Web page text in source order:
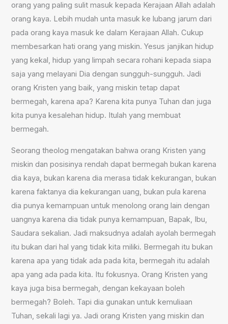
orang yang paling sulit masuk kepada Kerajaan Allah adalah
orang kaya. Lebih mudah unta masuk ke lubang jarum dari
pada orang kaya masuk ke dalam Kerajaan Allah. Cukup
membesarkan hati orang yang miskin. Yesus janjikan hidup
yang kekal, hidup yang limpah secara rohani kepada siapa
saja yang melayani Dia dengan sungguh-sungguh. Jadi
orang Kristen yang baik, yang miskin tetap dapat
bermegah, karena apa? Karena kita punya Tuhan dan juga
kita punya kesalehan hidup. Itulah yang membuat
bermegah.
Seorang theolog mengatakan bahwa orang Kristen yang
miskin dan posisinya rendah dapat bermegah bukan karena
dia kaya, bukan karena dia merasa tidak kekurangan, bukan
karena faktanya dia kekurangan uang, bukan pula karena
dia punya kemampuan untuk menolong orang lain dengan
uangnya karena dia tidak punya kemampuan, Bapak, Ibu,
Saudara sekalian. Jadi maksudnya adalah ayolah bermegah
itu bukan dari hal yang tidak kita miliki. Bermegah itu bukan
karena apa yang tidak ada pada kita, bermegah itu adalah
apa yang ada pada kita. Itu fokusnya. Orang Kristen yang
kaya juga bisa bermegah, dengan kekayaan boleh
bermegah? Boleh. Tapi dia gunakan untuk kemuliaan
Tuhan, sekali lagi ya. Jadi orang Kristen yang miskin dan